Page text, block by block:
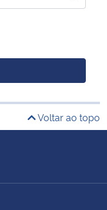
Voltar ao topo